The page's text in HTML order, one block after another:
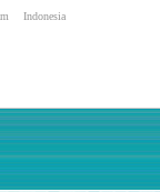
Indonesia